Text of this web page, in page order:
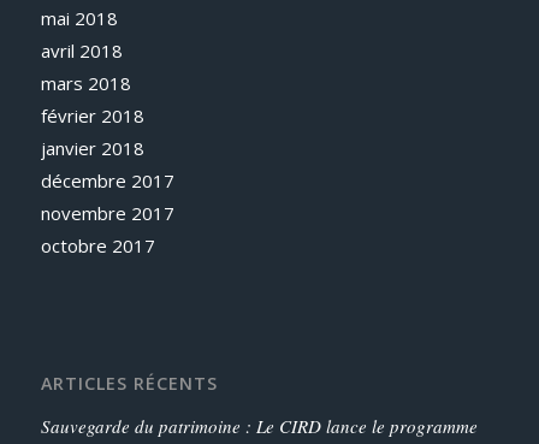
mai 2018
avril 2018
mars 2018
février 2018
janvier 2018
décembre 2017
novembre 2017
octobre 2017
ARTICLES RÉCENTS
Sauvegarde du patrimoine : Le CIRD lance le programme